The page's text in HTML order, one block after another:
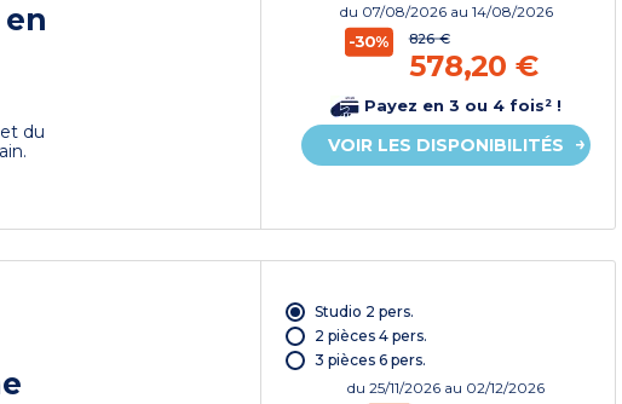
du
du 07/08/2026 au 14/08/2026
-30% 826 €
578,20 €
Payez en 3 ou 4 fois² !
VOIR LES DISPONIBILITÉS
Studio 2 pers.
2 pièces 4 pers.
3 pièces 6 pers.
du25/11/2026 au 02/12/2026